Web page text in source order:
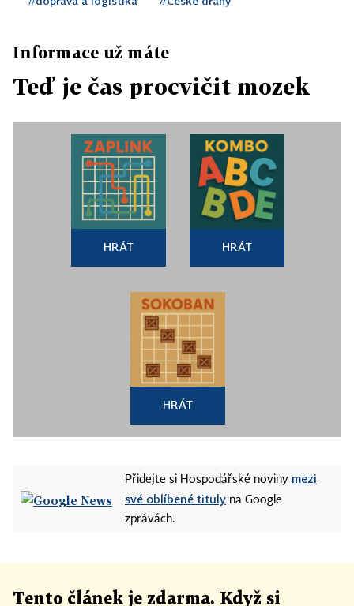
Informace už máte
Teď je čas procvičit mozek
HRÁT HRÁT
HRÁT
Přidejte si Hospodářské noviny mezi
své oblíbené tituly na Google
zprávách.
Tento článek je zdarma. Když si